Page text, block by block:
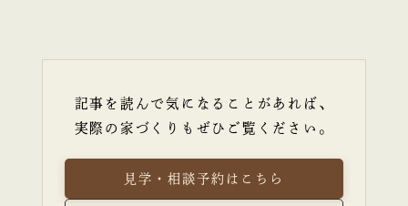
記事を読んで気になることがあれば、
実際の家づくりもぜひご覧ください。
見学・相談予約はこちら